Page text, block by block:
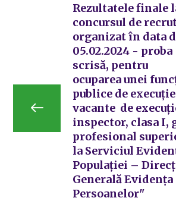
Rezultatele finale
concursul de
organizat în data
05.02.2024 - proba
scrisă, pentru
ocuparea unei
publice de execuție
vacante de
inspector, clasa I,
profesional
la Serviciul
Populației –
Generală Evidența
Persoanelor"